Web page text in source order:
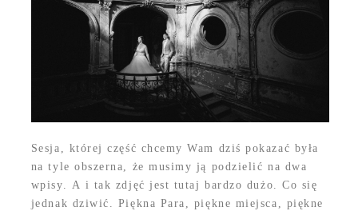
Sesja, której część chcemy Wam dziś pokazać była
na tyle obszerna, że musimy ją podzielić na dwa
wpisy. A i tak zdjęć jest tutaj bardzo dużo. Co się
jednak dziwić. Piękna Para, piękne miejsca, piękne